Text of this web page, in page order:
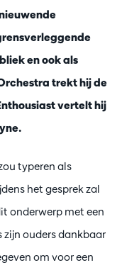
en ook als
trekt hij de
vertelt hij
typeren als
het gesprek zal
onderwerp met een
ouders dankbaar
om voor een